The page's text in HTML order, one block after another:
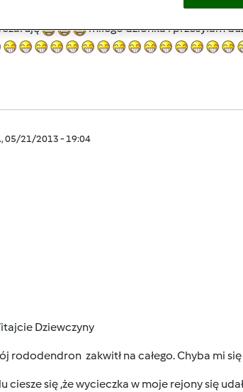
przepis niedługo zamieszczę - jak sie
miłego dzionka i przesyłam
05/21/2013 - 19:04
Dziewczyny
rododendron zakwitł na całego. Chyba mi
ciesze się ,że wycieczka w moje rejony się